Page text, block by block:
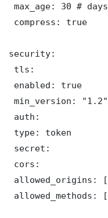
max_age: 30 # days
compress: true
security:
tls:
enabled: true
min_version: "1.2"
auth:
type: token
secret:
cors:
allowed_origins:
allowed_methods: